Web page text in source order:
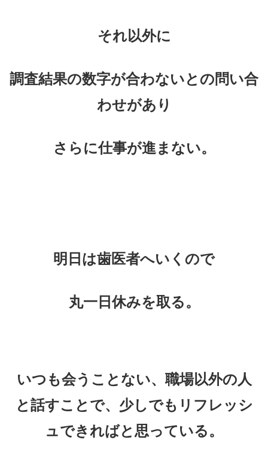
それ以外に
調査結果の数字が合わないとの問い合
わせがあり
さらに仕事が進まない。
明日は歯医者へいくので
丸一日休みを取る。
いつも会うことない、 職場以外の人
と話すことで、少しでも リフレッシ
ュできればと思っている。